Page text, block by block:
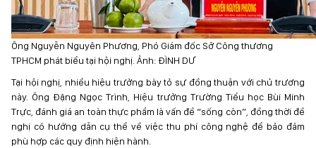
Ông Nguyễn Nguyên Phương, Phó Giám đốc Sở Công thương
TPHCM phát biểu tại hội nghị. Ảnh: ĐÌNH DƯ
Tại hội nghị, nhiều hiệu trưởng bày tỏ sự đồng thuận với chủ trương
này. Ông Đặng Ngọc Trình, Hiệu trưởng Trường Tiểu học Bùi Minh
Trực, đánh giá an toàn thực phẩm là vấn đề “sống còn”, đồng thời đề
nghị có hướng dẫn cụ thể về việc thu phí công nghệ để bảo đảm
phù hợp các quy định hiện hành.